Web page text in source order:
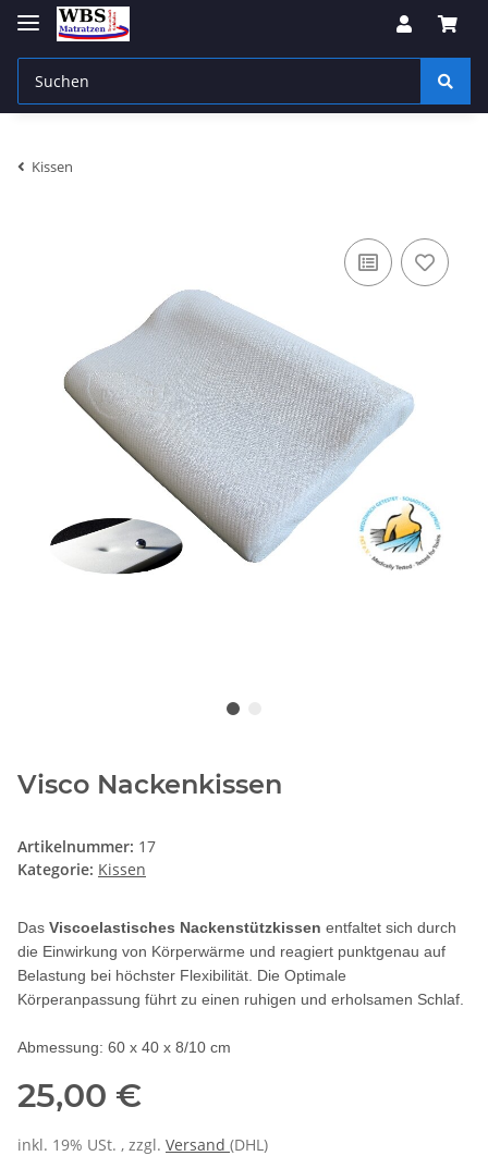
Kissen
Visco Nackenkissen
Artikelnummer: 17
Kategorie: Kissen
Das Viscoelastisches Nackenstützkissen entfaltet sich durch
die Einwirkung von Körperwärme und reagiert punktgenau auf
Belastung bei höchster Flexibilität. Die Optimale
Körperanpassung führt zu einen ruhigen und erholsamen Schlaf.
Abmessung: 60 x 40 x 8/10 cm
25,00 €
inkl. 19% USt. , zzgl. Versand (DHL)